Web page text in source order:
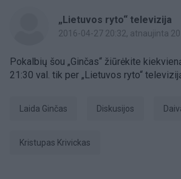
„Lietuvos ryto“ televizija
2016-04-27 20:32, atnaujinta
Pokalbių šou „Ginčas“ žiūrėkite
21:30 val. tik per „Lietuvos ryto“
laida Ginčas diskusijos
Kristupas Krivickas